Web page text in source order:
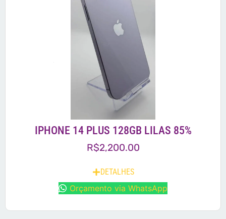
IPHONE 14 PLUS 128GB LILAS 85%
R$2,200.00
DETALHES
Orçamento via WhatsApp